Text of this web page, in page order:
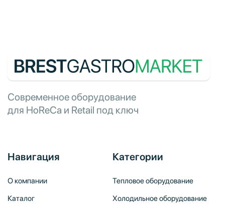
Современное оборудование
для HoReCa и Retail под ключ
Навигация
О компании
Каталог
Категории
Тепловое оборудование
Холодильное оборудование